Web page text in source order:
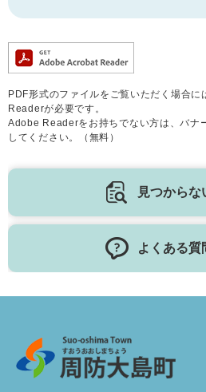
PDF形式のファイルをご覧いただく場合
Readerが必要です。
Adobe Readerをお持ちでない方は、バナ
してください。（無料）
見つからな
よくある質